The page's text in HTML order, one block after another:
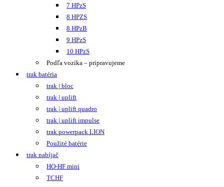
Cena B2B po prihlásení
Menu, trak | uplift
Ďalšie informácie
Napätie (voltov)
Výška (mm)
Dĺžka (mm)
Šírka (mm)
Hmotnosť (kg)